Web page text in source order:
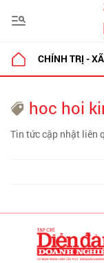
CHÍNH TRỊ -
hoc hoi
Tin tức cập nhật liên